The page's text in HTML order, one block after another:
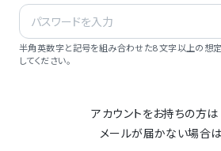
半角英数字と記号を組み合わせた8文字以上の想定
してください。
アカウントをお持ちの方は
メールが届かない場合は